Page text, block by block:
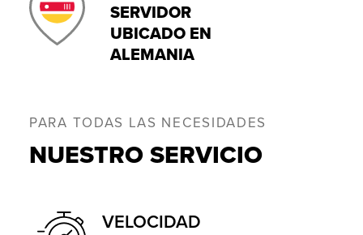
SERVIDOR
UBICADO EN
ALEMANIA
PARA TODAS LAS NECESIDADES
NUESTRO SERVICIO
VELOCIDAD